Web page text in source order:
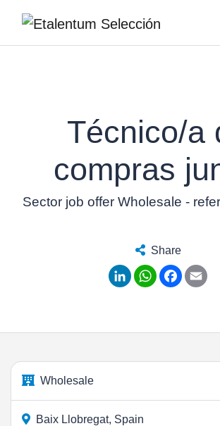
Técnico/a
compras
Sector job offer Wholesale -
Share
LinkedInWhatsApp
Wholesale
Baix Llobregat, Spain